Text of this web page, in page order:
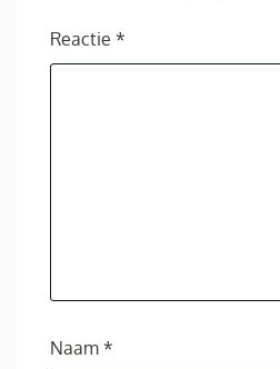
Reactie *
Naam *